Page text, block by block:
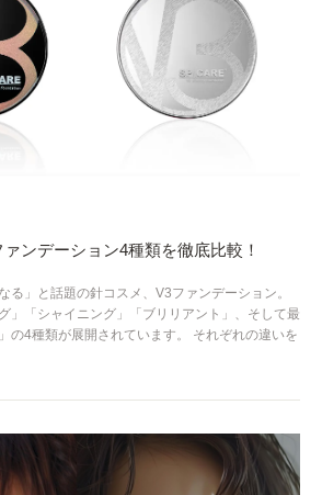
ンデーション4種類を徹底比較！
る」と話題の針コスメ、V3ファンデーション。
」「シャイニング」「ブリリアント」、そして最
の4種類が展開されています。 それぞれの違いを